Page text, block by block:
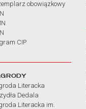
obowiązkowy
CIP
Literacka
Dedala
Literacka im.